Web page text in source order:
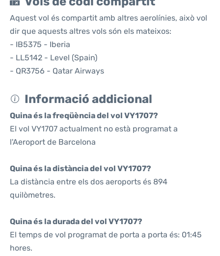
Aquest vol és compartit amb altres aerolínies, això vol
dir que aquests altres vols són els mateixos:
- IB5375 - Iberia
- LL5142 - Level (Spain)
- QR3756 - Qatar Airways
Informació addicional
Quina és la freqüència del vol VY1707?
El vol VY1707 actualment no està programat a
l'Aeroport de Barcelona
Quina és la distància del vol VY1707?
La distància entre els dos aeroports és 894
quilòmetres.
Quina és la durada del vol VY1707?
El temps de vol programat de porta a porta és: 01:45
hores.